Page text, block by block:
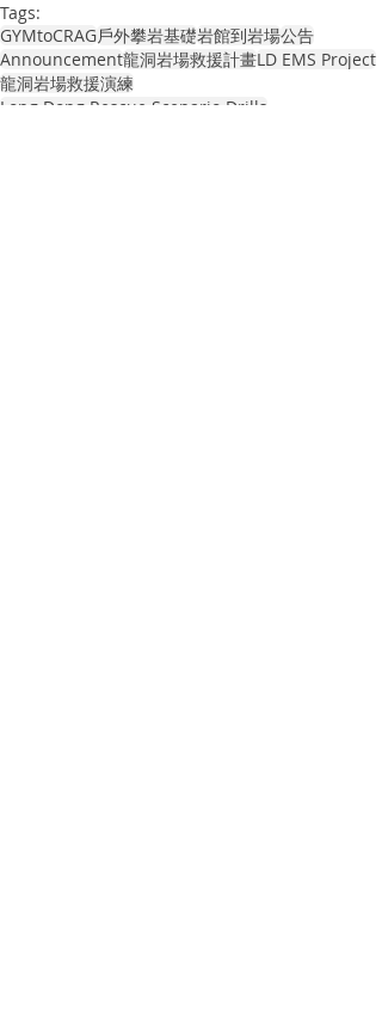
Tags:
GYMtoCRAG戶外攀岩基礎岩館到岩場公告
Announcement龍洞岩場救援計畫LD EMS Project
龍洞岩場救援演練
Long Dong Rescue Scenario Drills